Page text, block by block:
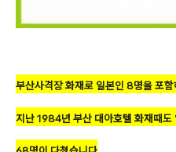
부산사격장 화재로 일본인 8명을 포
지난 1984년 부산 대아호텔 화재때